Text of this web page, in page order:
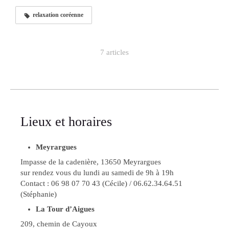
relaxation coréenne
7 articles
Lieux et horaires
Meyrargues
Impasse de la cadenière, 13650 Meyrargues
sur rendez vous du lundi au samedi de 9h à 19h
Contact : 06 98 07 70 43 (Cécile) / 06.62.34.64.51
(Stéphanie)
La Tour d’Aigues
209, chemin de Cayoux